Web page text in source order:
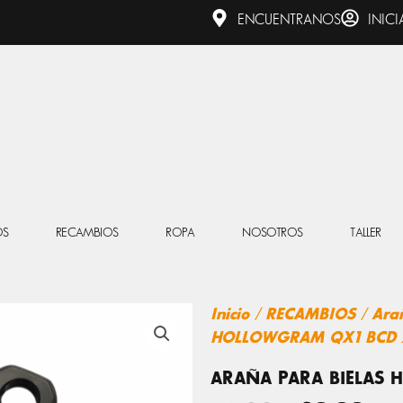
ENCUENTRANOS
RECAMBIOS ROPA NOSOTROS TALLER
Inicio/ RECAMBIOS/
HOLLOWGRAM QX1 BCD
ARAÑA PARA BIELAS